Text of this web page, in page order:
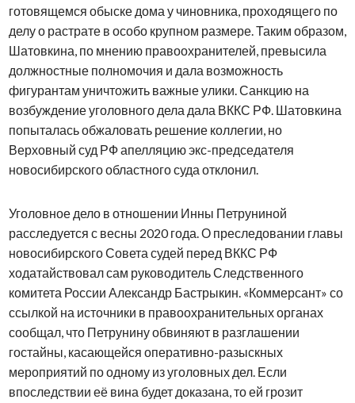
готовящемся обыске дома у чиновника, проходящего по
делу о растрате в особо крупном размере. Таким образом,
Шатовкина, по мнению правоохранителей, превысила
должностные полномочия и дала возможность
фигурантам уничтожить важные улики. Санкцию на
возбуждение уголовного дела дала ВККС РФ. Шатовкина
попыталась обжаловать решение коллегии, но
Верховный суд РФ апелляцию экс-председателя
новосибирского областного суда отклонил.
Уголовное дело в отношении Инны Петруниной
расследуется с весны 2020 года. О преследовании главы
новосибирского Совета судей перед ВККС РФ
ходатайствовал сам руководитель Следственного
комитета России Александр Бастрыкин. «Коммерсант» со
ссылкой на источники в правоохранительных органах
сообщал, что Петрунину обвиняют в разглашении
гостайны, касающейся оперативно-разыскных
мероприятий по одному из уголовных дел. Если
впоследствии её вина будет доказана, то ей грозит